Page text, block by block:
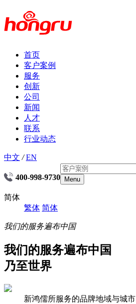
首页
客户案例
服务
创新
公司
新闻
人才
联系
行业动态
中文 / EN
400-998-9730 Menu
简体
繁体 简体
我们的服务遍布中国
我们的服务遍布中国
乃至世界
新鸿儒所服务的品牌地域与城市